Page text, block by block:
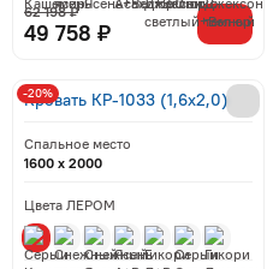
49 758 ₽
62 198 ₽
Кровать КР-1033 (1,6x2,0)
Спальное место
1600 x 2000
Цвета ЛЕРОМ
-20%